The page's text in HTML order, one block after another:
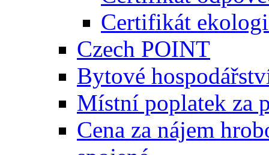
Certifikát
Czech POINT
Bytové
Místní poplatek za
Cena za nájem